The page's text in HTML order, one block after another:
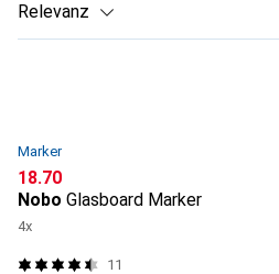
Relevanz
Marker
CHF
18.70
Nobo Glasboard Marker
4x
11